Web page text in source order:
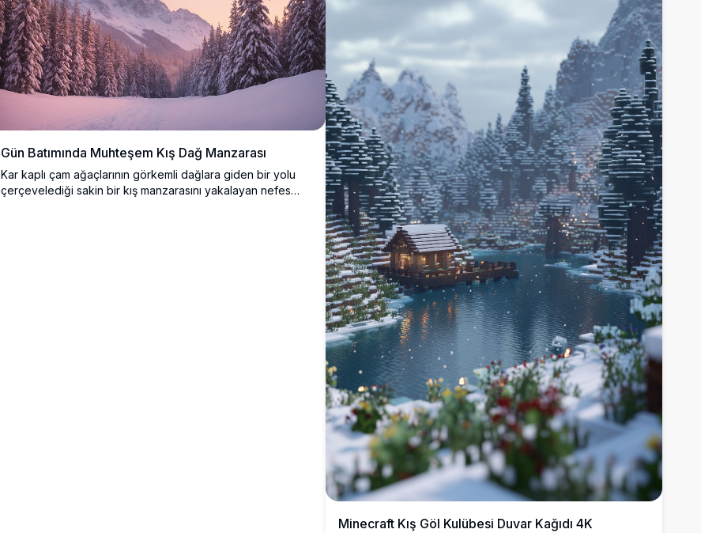
Gün Batımında Muhteşem Kış Dağ Manzarası
Kar kaplı çam ağaçlarının görkemli dağlara giden bir yolu
çerçevelediği sakin bir kış manzarasını yakalayan nefes
Minecraft Kış Göl Kulübesi Duvar Kağıdı 4K